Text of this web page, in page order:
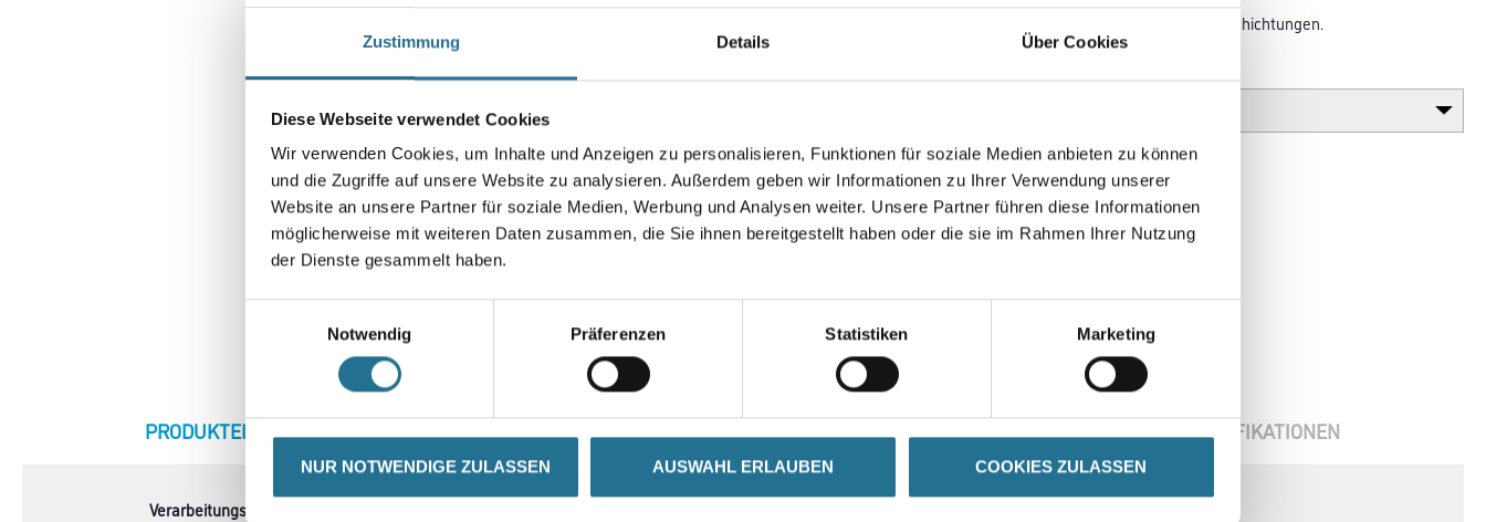
Zustimmung Details Über Cookies
Diese Webseite verwendet Cookies
Wir verwenden Cookies, um Inhalte und Anzeigen zu personalisieren, Funktionen für soziale Medien anbieten zu können
und die Zugriffe auf unsere Website zu analysieren. Außerdem geben wir Informationen zu Ihrer Verwendung unserer
Website an unsere Partner für soziale Medien, Werbung und Analysen weiter. Unsere Partner führen diese Informationen
möglicherweise mit weiteren Daten zusammen, die Sie ihnen bereitgestellt haben oder die sie im Rahmen Ihrer Nutzung
der Dienste gesammelt haben.
Notwendig
Präferenzen Statistiken Marketing
NUR NOTWENDIGE ZULASSEN AUSWAHL ERLAUBEN COOKIES ZULASSEN
Zusatzmittel als Trocknungsbeschleuniger für frühregenfeste Beschichtungen.
Umrechnungsfaktoren
CURRENT
PRODUKTEIGENSCHAFTEN ZUSATZINFOS GEFAHRENHINWEISE DATENBLÄTTER SPEZIFIKATIONEN
Verarbeitungszeit